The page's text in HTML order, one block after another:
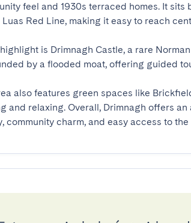
feel and 1930s terraced homes. It
Luas Red Line, making it easy to reach
is Drimnagh Castle, a rare
by a flooded moat, offering guided
also features green spaces like
and relaxing. Overall, Drimnagh offers
community charm, and easy access to the